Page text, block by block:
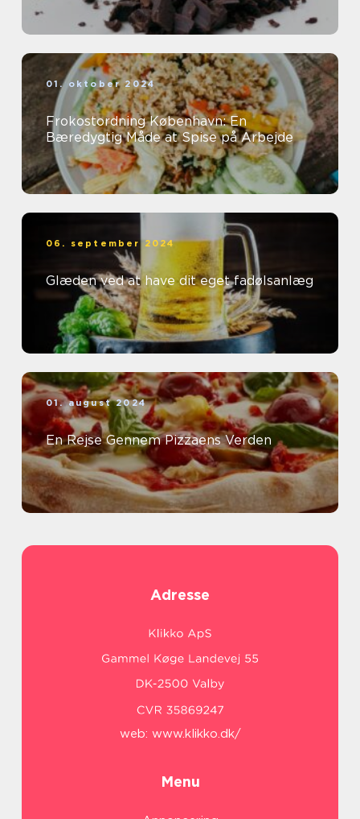
01. oktober 2024
Frokostordning København: En
Bæredygtig Måde at Spise på Arbejde
06. september 2024
Glæden ved at have dit eget fadølsanlæg
01. august 2024
En Rejse Gennem Pizzaens Verden
Adresse
web: www.klikko.dk/
Menu